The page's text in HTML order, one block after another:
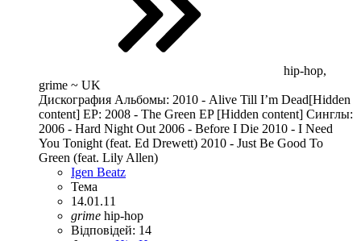
hip-hop,
grime ~ UK
Дискография Альбомы: 2010 - Alive Till I’m Dead[Hidden
content] EP: 2008 - The Green EP [Hidden content] Синглы:
2006 - Hard Night Out 2006 - Before I Die 2010 - I Need
You Tonight (feat. Ed Drewett) 2010 - Just Be Good To
Green (feat. Lily Allen)
Igen Beatz
Тема
14.01.11
grime hip-hop
Відповідей: 14